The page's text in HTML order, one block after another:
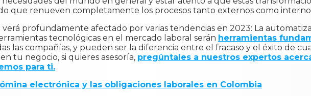
que renueven completamente los procesos tanto externos como
profundamente afectado por varias tendencias en 2023: La
tecnológicas en el mercado laboral serán herramientas
las compañías, y pueden ser la diferencia entre el fracaso y el éxito de
tu negocio, si quieres asesoría, pregúntales a nuestros expertos
para ti.
electrónica y las obligaciones laborales en Colombia